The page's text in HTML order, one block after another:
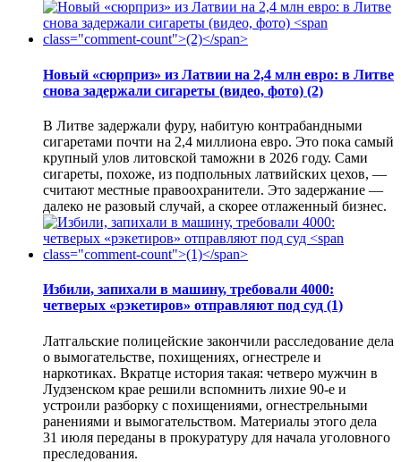
Новый «сюрприз» из Латвии на 2,4 млн евро: в Литве
снова задержали сигареты (видео, фото) (2)
В Литве задержали фуру, набитую контрабандными
сигаретами почти на 2,4 миллиона евро. Это пока самый
крупный улов литовской таможни в 2026 году. Сами
сигареты, похоже, из подпольных латвийских цехов, —
считают местные правоохранители. Это задержание —
далеко не разовый случай, а скорее отлаженный бизнес.
Избили, запихали в машину, требовали 4000:
четверых «рэкетиров» отправляют под суд (1)
Латгальские полицейские закончили расследование дела
о вымогательстве, похищениях, огнестреле и
наркотиках. Вкратце история такая: четверо мужчин в
Лудзенском крае решили вспомнить лихие 90-е и
устроили разборку с похищениями, огнестрельными
ранениями и вымогательством. Материалы этого дела
31 июля переданы в прокуратуру для начала уголовного
преследования.